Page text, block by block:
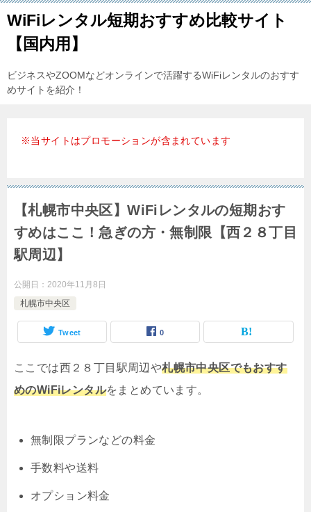
WiFiレンタル短期おすすめ比較サイト
【国内用】
ビジネスやZOOMなどオンラインで活躍するWiFiレンタルのおすす
めサイトを紹介！
※当サイトはプロモーションが含まれています
【札幌市中央区】WiFiレンタルの短期おす
すめはここ！急ぎの方・無制限【西２８丁目
駅周辺】
公開日： 2020年11月8日
札幌市中央区
Tweet 0
ここでは西２８丁目駅周辺や札幌市中央区でもおすす
めのWiFiレンタルをまとめています。
無制限プランなどの料金
手数料や送料
オプション料金